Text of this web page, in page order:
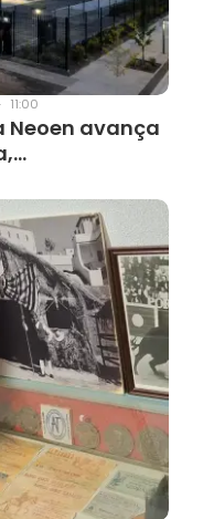
11:00
Neoen avança